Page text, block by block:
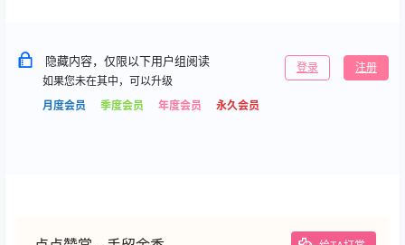
隐藏内容，仅限以下用户组阅读
如果您未在其中，可以升级
月度会员
季度会员 年度会员 永久会员
登录 注册